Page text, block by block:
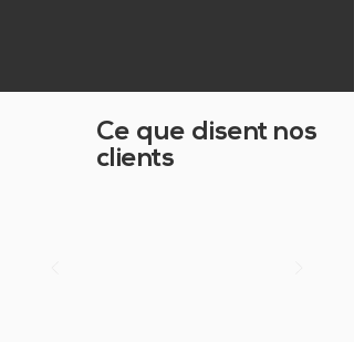
Ce que disent nos
clients